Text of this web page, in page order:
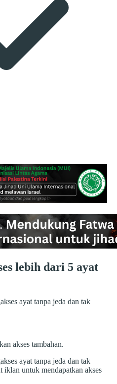
lebih dari 5 ayat
ayat tanpa jeda dan tak
akses tambahan.
ayat tanpa jeda dan tak
iklan untuk mendapatkan akses